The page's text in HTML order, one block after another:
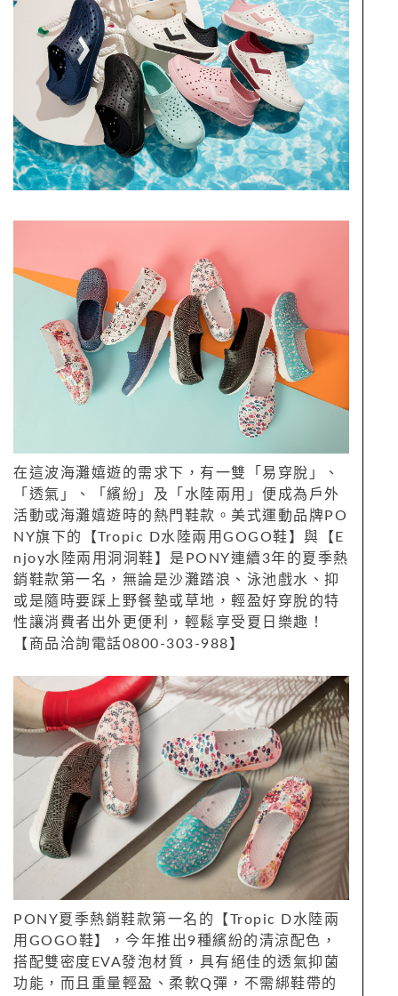
在這波海灘嬉遊的需求下，有一雙「易穿脫」、
「透氣」、「繽紛」及「水陸兩用」便成為戶外
活動或海灘嬉遊時的熱門鞋款。美式運動品牌PO
NY旗下的【Tropic D水陸兩用GOGO鞋】與【E
njoy水陸兩用洞洞鞋】是PONY連續3年的夏季熱
銷鞋款第一名，無論是沙灘踏浪、泳池戲水、抑
或是隨時要踩上野餐墊或草地，輕盈好穿脫的特
性讓消費者出外更便利，輕鬆享受夏日樂趣！
【商品洽詢電話0800-303-988】
PONY夏季熱銷鞋款第一名的【Tropic D水陸兩
用GOGO鞋】，今年推出9種繽紛的清涼配色，
搭配雙密度EVA發泡材質，具有絕佳的透氣抑菌
功能，而且重量輕盈、柔軟Q彈，不需綁鞋帶的